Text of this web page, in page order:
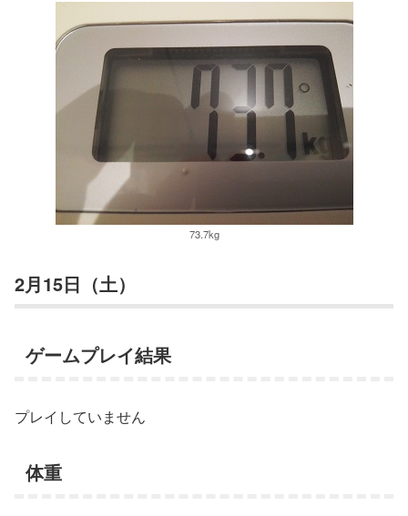
73.7kg
2月15日（土）
ゲームプレイ結果
プレイしていません
体重